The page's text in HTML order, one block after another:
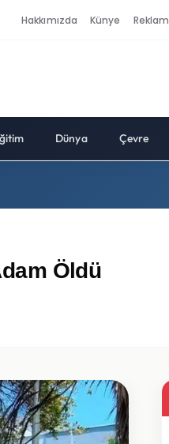
Hakkımızda Künye Reklam
Dünya Çevre
Öldü